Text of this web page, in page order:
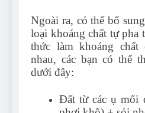
Ngoài ra, có thể bổ
loại khoáng chất tự pha
thức làm khoáng
nhau, các bạn có thể
dưới đây:
Đất từ các ụ mối